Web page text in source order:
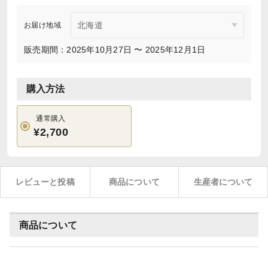
お届け地域
販売期間：2025年10月27日 〜 2025年12月1日
購入方法
通常購入
¥2,700
レビューと投稿 商品について 生産者について
商品について